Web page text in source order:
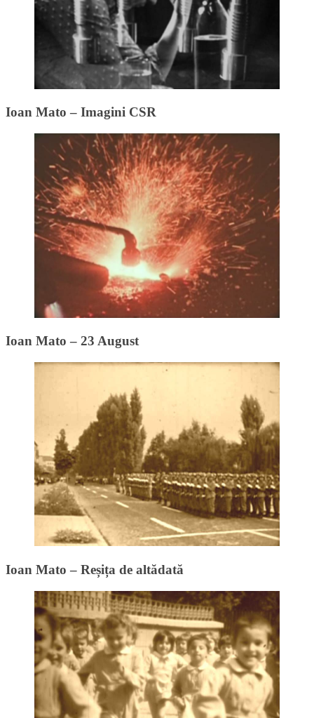
Ioan Mato – Imagini CSR
Ioan Mato – 23 August
Ioan Mato – Reșița de altădată